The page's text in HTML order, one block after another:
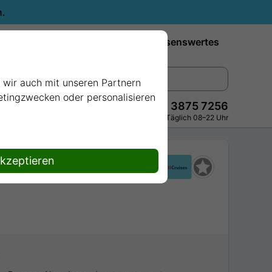
Wissenswertes
+49 228 3875 7256
Persönlich · Kostenlos · Täglich 08–22 Uhr
auch mit unseren Partnern
oder personalisieren